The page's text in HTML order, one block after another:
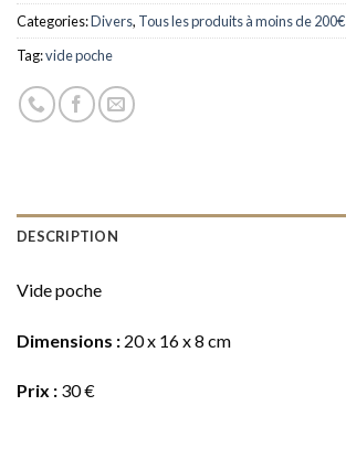
Categories:Divers, Tous les produits à moins de 200€
Tag:vide poche
DESCRIPTION
Vide poche
Dimensions : 20 x 16 x 8 cm
Prix : 30 €